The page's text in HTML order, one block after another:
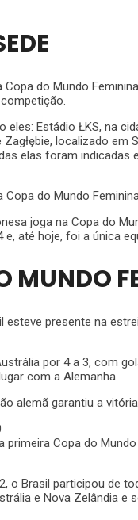
do Mundo
eles: Estádio ŁKS, na
localizado
elas foram
do Mundo
joga na Copa do
até hoje, foi a única
MUNDO
esteve presente na
por 4 a 3, com
com a Alemanha.
alemã garantiu a
primeira Copa do
o Brasil participou de
e Nova Zelândia e